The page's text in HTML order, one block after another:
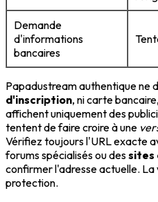
Demande
d'informations
bancaires
Papadustream authentique ne
d'inscription, ni carte
affichent uniquement des
tentent de faire croire à une
Vérifiez toujours l'URL exacte
forums spécialisés ou dessites
confirmer l'adresse actuelle.
protection.